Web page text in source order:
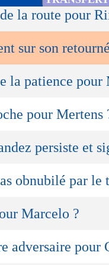
la route pour
sur son
la patience pour
pour Mertens
persiste et
obnubilé par le
Marcelo ?
adversaire pour